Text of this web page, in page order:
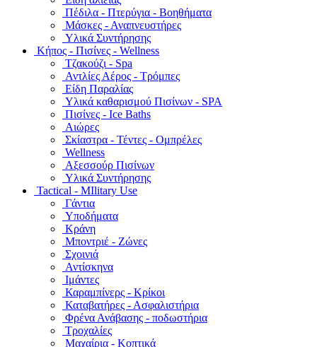
Πέδιλα - Πτερύγια - Βοηθήματα
Μάσκες - Αναπνευστήρες
Υλικά Συντήρησης
Κήπος - Πισίνες - Wellness
Τζακούζι - Spa
Αντλίες Αέρος - Τρόμπες
Είδη Παραλίας
Υλικά καθαρισμού Πισίνων - SPA
Πισίνες - Ice Baths
Αιώρες
Σκίαστρα - Τέντες - Ομπρέλες
Wellness
Αξεσσούρ Πισίνων
Υλικά Συντήρησης
Tactical - MIlitary Use
Γάντια
Υποδήματα
Κράνη
Μποντριέ - Ζώνες
Σχοινιά
Αντίσκηνα
Ιμάντες
Καραμπίνερς - Κρίκοι
Καταβατήρες - Ασφαλιστήρια
Φρένα Ανάβασης - ποδωστήρια
Τροχαλίες
Μαχαίρια - Κοπτικά